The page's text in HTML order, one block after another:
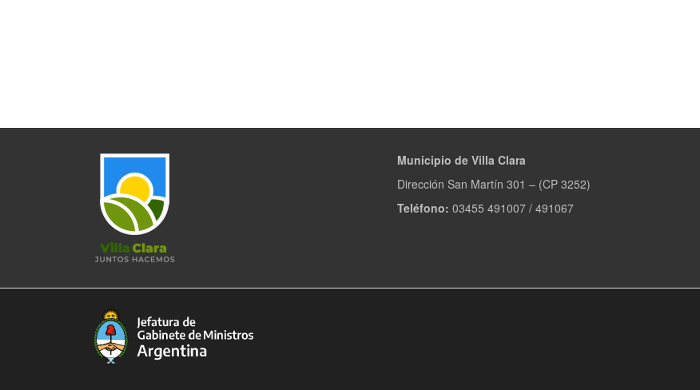
Municipio de Villa Clara
Dirección San Martín 301 – (CP 3252)
Teléfono: 03455 491007 / 491067